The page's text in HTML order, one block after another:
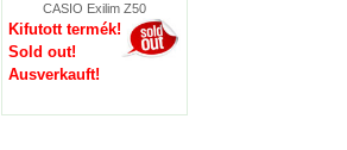
CASIO Exilim Z50
Kifutott termék!
Sold out!
Ausverkauft!